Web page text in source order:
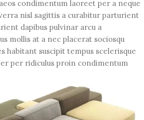
condimentum laoreet per a neque
nisl sagittis a curabitur parturient
dapibus pulvinar arcu a
mollis at a nec placerat sociosqu
habitant suscipit tempus scelerisque
per ridiculus proin condimentum.